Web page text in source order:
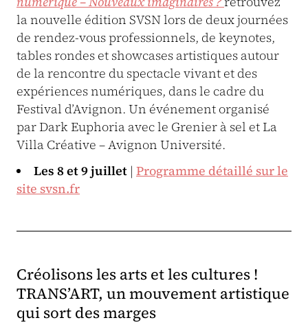
la nouvelle édition SVSN lors de deux journées
de rendez-vous professionnels, de keynotes,
tables rondes et showcases artistiques autour
de la rencontre du spectacle vivant et des
expériences numériques, dans le cadre du
Festival d’Avignon. Un événement organisé
par Dark Euphoria avec le Grenier à sel et La
Villa Créative – Avignon Université.
Les 8 et 9 juillet | Programme détaillé sur le
site svsn.fr
Créolisons les arts et les cultures !
TRANS’ART, un mouvement artistique
qui sort des marges